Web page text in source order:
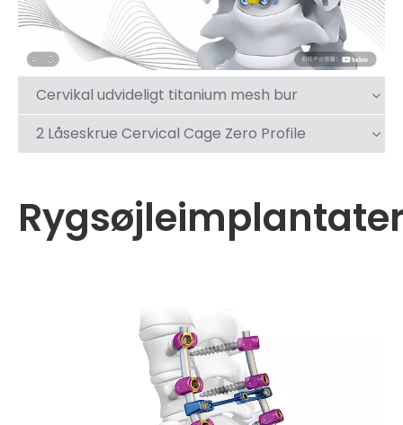
Cervikal udvideligt titanium mesh bur
2 Låseskrue Cervical Cage Zero Profile